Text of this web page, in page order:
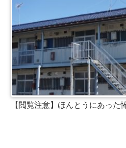
【閲覧注意】ほんとうにあっ